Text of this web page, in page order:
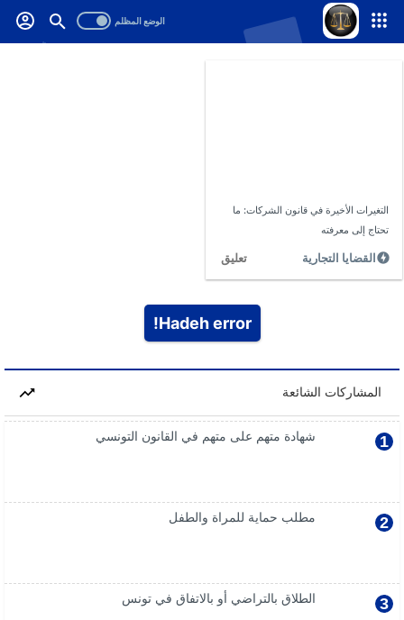
-->
التغيرات الأخيرة في قانون الشركات: ما
تحتاج إلى معرفته
تعليق القضايا التجارية
Hadeh error!
المشاركات الشائعة
شهادة متهم على متهم في القانون التونسي
مطلب حماية للمراة والطفل
الطلاق بالتراضي أو بالاتفاق في تونس